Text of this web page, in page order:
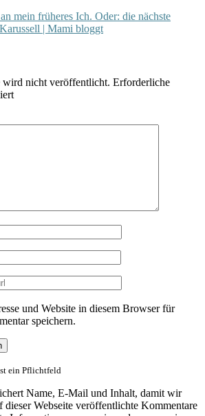
mein früheres Ich. Oder: die nächste
| Mami bloggt
nicht veröffentlicht. Erforderliche
und Website in diesem Browser für
speichern.
ein Pflichtfeld
Name, E-Mail und Inhalt, damit wir
Webseite veröffentlichte Kommentare